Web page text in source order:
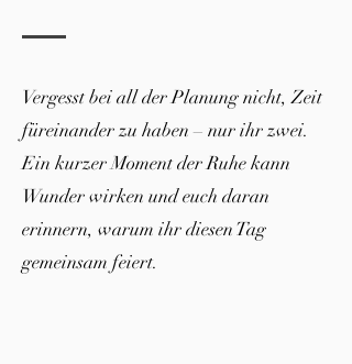
Vergesst bei all der Planung nicht, Zeit
füreinander zu haben – nur ihr zwei.
Ein kurzer Moment der Ruhe kann
Wunder wirken und euch daran
erinnern, warum ihr diesen Tag
gemeinsam feiert.